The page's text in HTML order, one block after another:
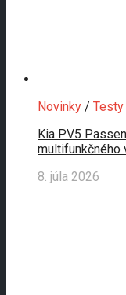
Novinky / Testy
Kia PV5
multifunkčného
8. júla 2026